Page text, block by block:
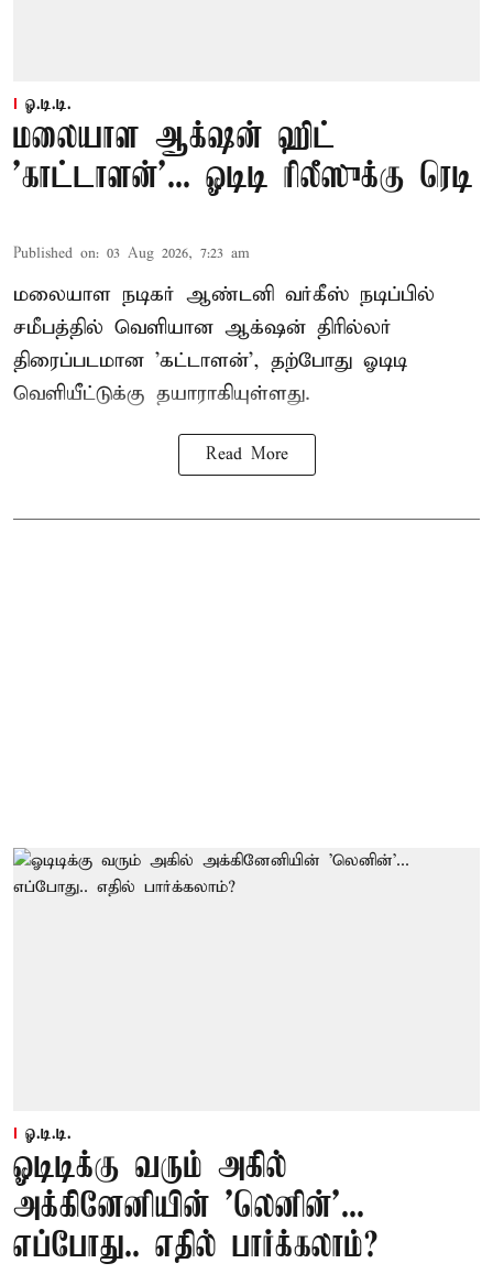
ஓ.டி.டி.
மலையாள ஆக்‌ஷன் ஹிட்
'காட்டாளன்'... ஓடிடி ரிலீஸுக்கு ரெடி
Published on: 03 Aug 2026, 7:23 am
மலையாள நடிகர் ஆண்டனி வர்கீஸ் நடிப்பில்
சமீபத்தில் வெளியான ஆக்‌ஷன் திரில்லர்
திரைப்படமான 'கட்டாளன்', தற்போது ஓடிடி
வெளியீட்டுக்கு தயாராகியுள்ளது.
Read More
ஓ.டி.டி.
ஓடிடிக்கு வரும் அகில்
அக்கினேனியின் 'லெனின்'...
எப்போது.. எதில் பார்க்கலாம்?